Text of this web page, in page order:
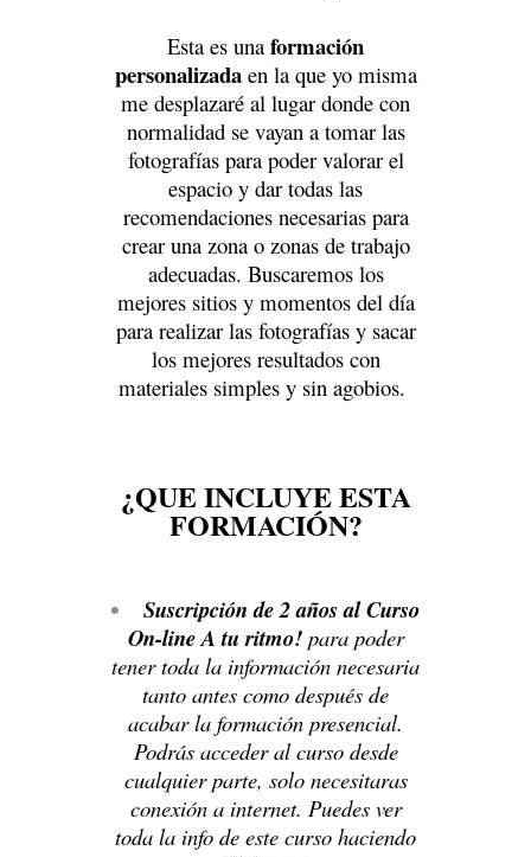
Esta es una formación
personalizadaen la que yo misma
me desplazaré al lugar donde con
normalidad se vayan a tomar las
fotografías para poder valorar el
espacio y dar todas las
recomendaciones necesarias para
crear una zona o zonas de trabajo
adecuadas. Buscaremos los
mejores sitios y momentos del día
para realizar las fotografías y sacar
los mejores resultados con
materiales simples y sin agobios.
¿QUE INCLUYE ESTA
FORMACIÓN?
Suscripción de 2 años al Curso
On-line A tu ritmo! para poder
tener toda la información necesaria
tanto antes como después de
acabar la formación presencial.
Podrás acceder al curso desde
cualquier parte, solo necesitaras
conexión a internet. Puedes ver
toda la info de este curso haciendo